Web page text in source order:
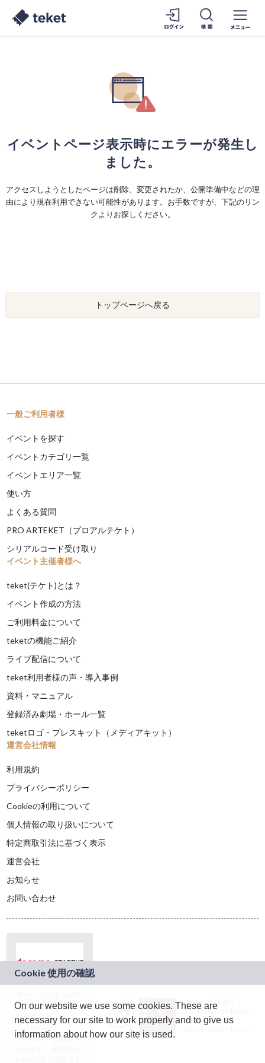
イベントページ表示時にエラーが発生し
ました。
アクセスしようとしたページは削除、変更されたか、公開準備中などの理
由により現在利用できない可能性があります。お手数ですが、下記のリン
クよりお探しください。
トップページへ戻る
一般ご利用者様
イベントを探す
イベントカテゴリ一覧
イベントエリア一覧
使い方
よくある質問
PRO ARTEKET（プロアルテケト）
シリアルコード受け取り
イベント主催者様へ
teket(テケト)とは？
イベント作成の方法
ご利用料金について
teketの機能ご紹介
ライブ配信について
teket利用者様の声・導入事例
資料・マニュアル
登録済み劇場・ホール一覧
teketロゴ・プレスキット（メディアキット）
運営会社情報
利用規約
プライバシーポリシー
Cookieの利用について
個人情報の取り扱いについて
特定商取引法に基づく表示
運営会社
お知らせ
お問い合わせ
ドコモグループの新
規事業創出プログラ
ム「docomo
STARTUP」を通じて
JASRAC許諾番号：
9024936001Y45037
JASRAC許諾番号：
On our website we use some cookies. These are
necessary for our site to work properly and to give us
information about how our site is used.